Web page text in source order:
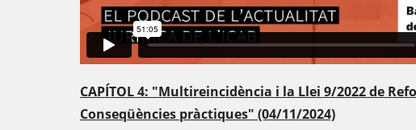
CAPÍTOL 4: "Multireincidència i la Llei 9/2022 de
Conseqüències pràctiques" (04/11/2024)